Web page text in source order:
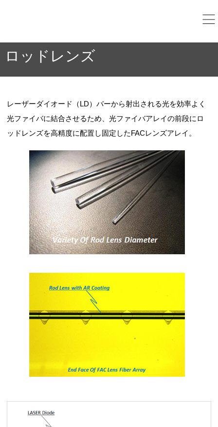
ロッドレンズ
レーザーダイオード（LD）バーから射出される光を効率よく
光ファイバに結合させるため、光ファイバアレイの前段にロ
ッドレンズを高精度に配置し固定したFACレンズアレイ。